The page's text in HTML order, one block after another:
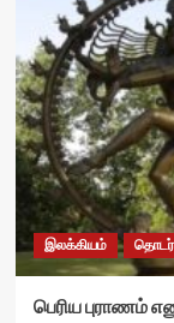
இலக்கியம்
பெரிய புராணம்